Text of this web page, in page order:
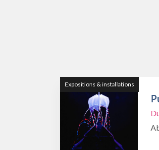
Expositions & installations